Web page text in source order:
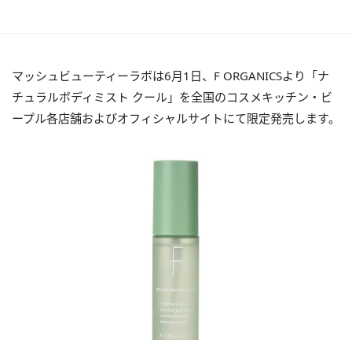
マッシュビューティーラボは6月1日、F ORGANICSより「ナ
チュラルボディミスト クール」を全国のコスメキッチン・ビ
ープル各店舗およびオフィシャルサイトにて限定発売します。